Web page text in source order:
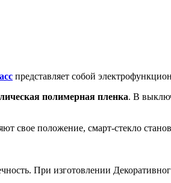
представляет собой
полимерная пленка. В
свое положение, смарт-стекло
При изготовлении